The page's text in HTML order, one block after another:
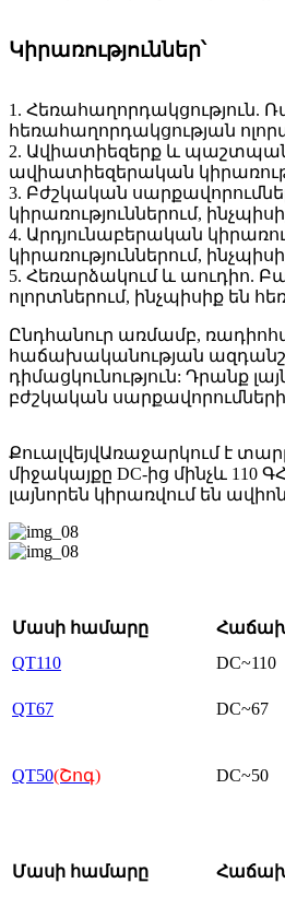
Կիրառություններ՝
1. Հեռահաղորդակցություն.
հեռահաղորդակցության
2. Ավիատիեզերք և
ավիատիեզերական
3. Բժշկական
կիրառություններում,
4. Արդյունաբերական
կիրառություններում,
5. Հեռարձակում և աուդիո.
ոլորտներում, ինչպիսիք են
Ընդհանուր առմամբ,
հաճախականության
դիմացկունություն: Դրանք
բժշկական
ՔուալվեյվԱռաջարկում է
միջակայքը DC-ից մինչև
լայնորեն կիրառվում են
Մասի համարը
QT110
DC~110
QT67 DC~67
QT50(Շոգ) DC~50
Մասի համարը